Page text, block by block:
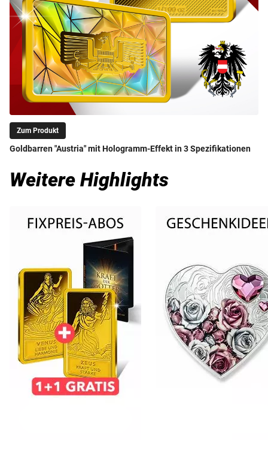
Zum Produkt
Goldbarren "Austria" mit Hologramm-Effekt in 3 Spezifikationen
Weitere Highlights